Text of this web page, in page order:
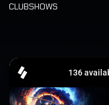
CLUBSHOWS